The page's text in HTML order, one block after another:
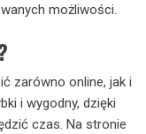
możliwości.
zarówno online, jak i
i wygodny, dzięki
czas. Na stronie